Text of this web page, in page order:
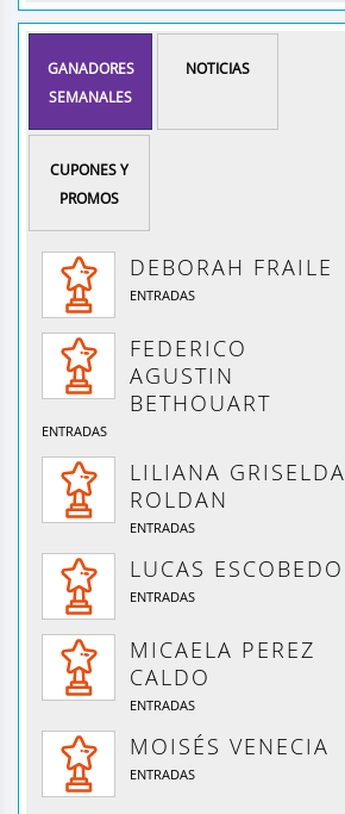
GANADORES
SEMANALES
NOTICIAS
CUPONES Y
PROMOS
DEBORAH FRAILE
ENTRADAS
FEDERICO
AGUSTIN
BETHOUART
ENTRADAS
LILIANA GRISELDA
ROLDAN
ENTRADAS
LUCAS ESCOBEDO
ENTRADAS
MICAELA PEREZ
CALDO
ENTRADAS
MOISÉS VENECIA
ENTRADAS